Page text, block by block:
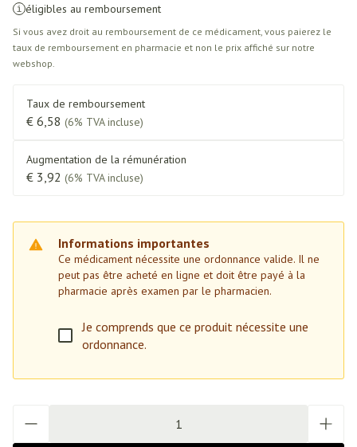
éligibles au remboursement
Si vous avez droit au remboursement de ce médicament, vous paierez le
taux de remboursement en pharmacie et non le prix affiché sur notre
webshop.
Taux de remboursement
€ 6,58 (6% TVA incluse)
Augmentation de la rémunération
€ 3,92 (6% TVA incluse)
Informations importantes
Ce médicament nécessite une ordonnance valide. Il ne
peut pas être acheté en ligne et doit être payé à la
pharmacie après examen par le pharmacien.
Je comprends que ce produit nécessite une
ordonnance.